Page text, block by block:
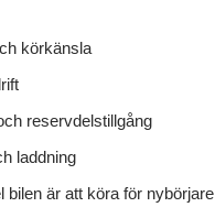
körkänsla
reservdelstillgång
laddning
bilen är att köra för nybörjare